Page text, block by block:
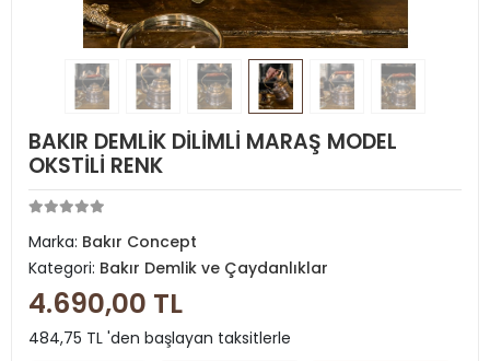
BAKIR DEMLİK DİLİMLİ MARAŞ MODEL
OKSTİLİ RENK
Marka: Bakır Concept
Kategori: Bakır Demlik ve Çaydanlıklar
4.690,00 TL
484,75 TL 'den başlayan taksitlerle